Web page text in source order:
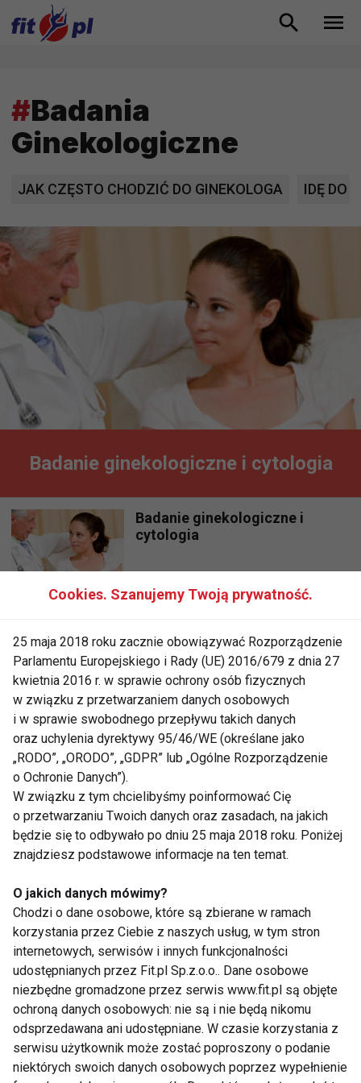
#Badania
Ginekologiczne
JAK CZĘSTO CHODZIĆ DO GINEKOLOGA IDĘ DO
Badanie ginekologiczne i cytologia
Badanie ginekologiczne i
cytologia
Badanie ginekologiczne i
Nie przegap nowości ze
świata FIT!
Zapisz się do naszego newslettera
Wyrażam zgodę na otrzymywanie informacji
handlowej drogą elektroniczną na podany adres e-mail
przez FIT.PL. Więcej informacji znajdziesz w Polityce
Prywatności.
ZAPISZ SIĘ
Cookies. Szanujemy Twoją prywatność.
25 maja 2018 roku zacznie obowiązywać Rozporządzenie
Parlamentu Europejskiego i Rady (UE) 2016/679 z dnia 27
kwietnia 2016 r. w sprawie ochrony osób fizycznych
w związku z przetwarzaniem danych osobowych
i w sprawie swobodnego przepływu takich danych
oraz uchylenia dyrektywy 95/46/WE (określane jako
„RODO”, „ORODO”, „GDPR” lub „Ogólne Rozporządzenie
o Ochronie Danych”).
W związku z tym chcielibyśmy poinformować Cię
o przetwarzaniu Twoich danych oraz zasadach, na jakich
będzie się to odbywało po dniu 25 maja 2018 roku. Poniżej
znajdziesz podstawowe informacje na ten temat.
O jakich danych mówimy?
Chodzi o dane osobowe, które są zbierane w ramach
korzystania przez Ciebie z naszych usług, w tym stron
internetowych, serwisów i innych funkcjonalności
udostępnianych przez Fit.pl Sp.z.o.o.. Dane osobowe
niezbędne gromadzone przez serwis www.fit.pl są objęte
ochroną danych osobowych: nie są i nie będą nikomu
odsprzedawana ani udostępniane. W czasie korzystania z
serwisu użytkownik może zostać poproszony o podanie
niektórych swoich danych osobowych poprzez wypełnienie